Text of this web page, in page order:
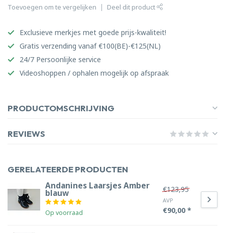
Toevoegen om te vergelijken Deel dit product
Exclusieve merkjes met goede prijs-kwaliteit!
Gratis verzending vanaf €100(BE)-€125(NL)
24/7 Persoonlijke service
Videoshoppen / ophalen mogelijk op afspraak
PRODUCTOMSCHRIJVING
REVIEWS
GERELATEERDE PRODUCTEN
Andanines Laarsjes Amber
blauw
Op voorraad
€123,95
AVP
€90,00 *